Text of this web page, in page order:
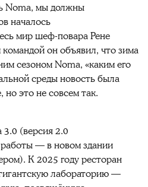
Noma, мы должны
началось
мир шеф-повара Рене
он объявил, что зима
сезоном Noma, «каким его
среды новость была
но это не совсем так.
3.0 (версия 2.0
— в новом здании
К 2025 году ресторан
лабораторию —